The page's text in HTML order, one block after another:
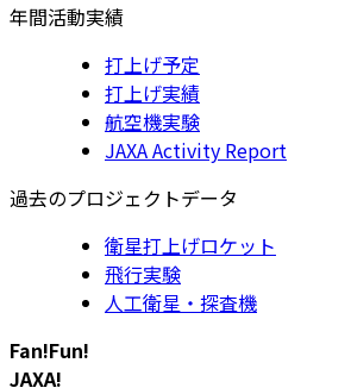
年間活動実績
打上げ予定
打上げ実績
航空機実験
JAXA Activity Report
過去のプロジェクトデータ
衛星打上げロケット
飛行実験
人工衛星・探査機
Fan!Fun!
JAXA!